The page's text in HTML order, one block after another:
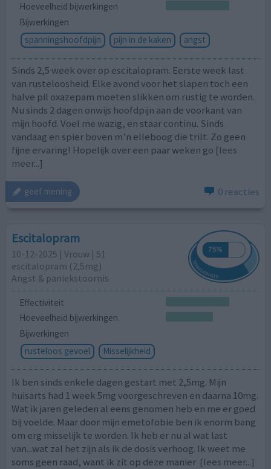
Hoeveelheid bijwerkingen
Bijwerkingen
spanningshoofdpijn
pijn in de kaken angst
Sinds 2,5 week over op escitalopram. Eerste week last
van rusteloosheid. Elke avond voor het slapen toch een
halve pil oxazepam moeten slikken om rustig te worden.
Nu sinds 2 dagen onwijs hoofdpijn aan de voorkant van
mijn hoofd. Voel me wazig, en staar continu. Sinds
vandaag en spier boven m’n elleboog die trilt. Zo geen
fijne ervaring! Hopelijk over een paar weken go [lees
meer...]
geef mening 0 reacties
Escitalopram
10-12-2025 | Vrouw | 51
escitalopram (2,5mg)
Angst & paniekstoornis
Effectiviteit
Hoeveelheid bijwerkingen
Bijwerkingen
rusteloos gevoel
Misselijkheid
Ik ben sinds enkele dagen gestart met 2,5mg. Mijn
huisarts had 1 week 5mg voorgeschreven en daarna 10mg.
Wat ik jaren geleden al eens genomen heb en me er goed
bij voelde. Maar door mijn emetofobie ben ik enorm bang
om erg misselijk te worden. Ik heb er nu al wat last
van...wat zal het zijn als ik de dosis verhoog. Ik weet me
soms geen raad, want ik zit op deze manier [lees meer...]